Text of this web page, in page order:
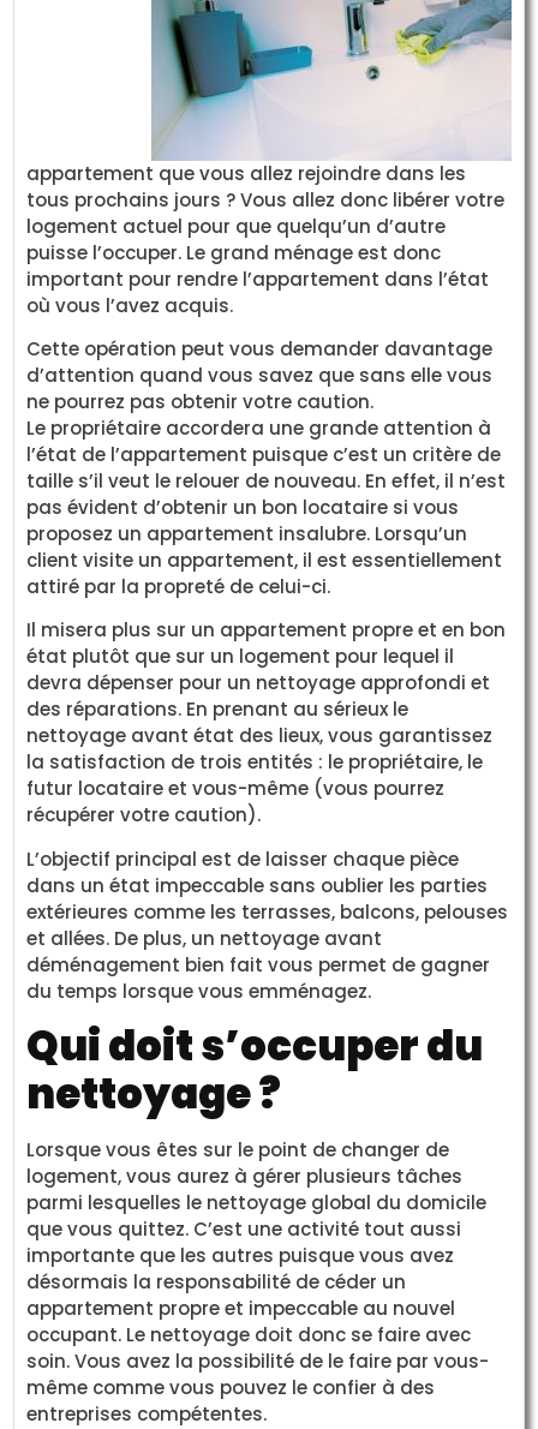
appartement que vous allez rejoindre dans les
tous prochains jours ? Vous allez donc libérer votre
logement actuel pour que quelqu’un d’autre
puisse l’occuper. Le grand ménage est donc
important pour rendre l’appartement dans l’état
où vous l’avez acquis.
Cette opération peut vous demander davantage
d’attention quand vous savez que sans elle vous
ne pourrez pas obtenir votre caution.
Le propriétaire accordera une grande attention à
l’état de l’appartement puisque c’est un critère de
taille s’il veut le relouer de nouveau. En effet, il n’est
pas évident d’obtenir un bon locataire si vous
proposez un appartement insalubre. Lorsqu’un
client visite un appartement, il est essentiellement
attiré par la propreté de celui-ci.
Il misera plus sur un appartement propre et en bon
état plutôt que sur un logement pour lequel il
devra dépenser pour un nettoyage approfondi et
des réparations. En prenant au sérieux le
nettoyage avant état des lieux, vous garantissez
la satisfaction de trois entités : le propriétaire, le
futur locataire et vous-même (vous pourrez
récupérer votre caution).
L’objectif principal est de laisser chaque pièce
dans un état impeccable sans oublier les parties
extérieures comme les terrasses, balcons, pelouses
et allées. De plus, un nettoyage avant
déménagement bien fait vous permet de gagner
du temps lorsque vous emménagez.
Qui doit s’occuper du
nettoyage ?
Lorsque vous êtes sur le point de changer de
logement, vous aurez à gérer plusieurs tâches
parmi lesquelles le nettoyage global du domicile
que vous quittez. C’est une activité tout aussi
importante que les autres puisque vous avez
désormais la responsabilité de céder un
appartement propre et impeccable au nouvel
occupant. Le nettoyage doit donc se faire avec
soin. Vous avez la possibilité de le faire par vous-
même comme vous pouvez le confier à des
entreprises compétentes.